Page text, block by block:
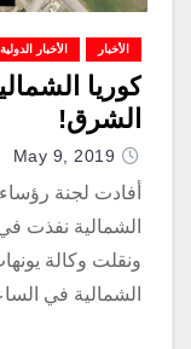
الأخبار الأخبار الدولية
كوريا
الشرق!
May 9, 2019
أفادت لجنة رؤساء
ونقلت وكالة
الشمالية في